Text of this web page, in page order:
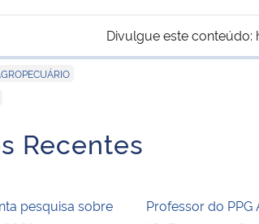
Divulgue este conteúdo:
Recentes
pesquisa sobre
Professor do